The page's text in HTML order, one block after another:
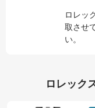
ロレッ
取させ
い。
ロレック